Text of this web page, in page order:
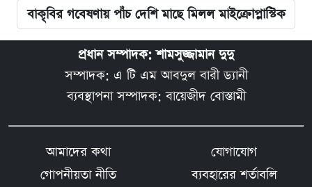
বাকৃবির গবেষণায় পাঁচ দেশি মাছে মিলল মাইক্রোপ্লাস্টিক
প্রধান সম্পাদক: শামসুজ্জামান দুদু
সম্পাদক: এ টি এম আবদুল বারী ড্যানী
ব্যবস্থাপনা সম্পাদক: বায়েজীদ বোস্তামী
আমাদের কথা
যোগাযোগ
গোপনীয়তা নীতি
ব্যবহারের শর্তাবলি